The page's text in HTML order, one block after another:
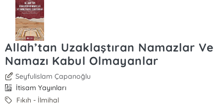
Allah’tan Uzaklaştıran Namazlar Ve
Namazı Kabul Olmayanlar
Seyfulislam Çapanoğlu
İtisam Yayınları
Fıkıh - İlmihal